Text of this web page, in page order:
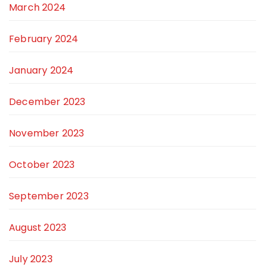
March 2024
February 2024
January 2024
December 2023
November 2023
October 2023
September 2023
August 2023
July 2023